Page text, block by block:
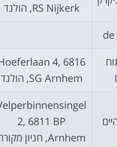
RS Nijkerk, הולנד
4, 6816
SG Arnhem, הולנד
2, 6811 BP
Arnhem, חניון מקורה